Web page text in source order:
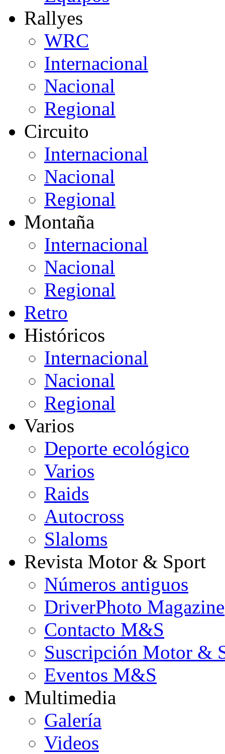
Rallyes
WRC
Internacional
Nacional
Regional
Circuito
Internacional
Nacional
Regional
Montaña
Internacional
Nacional
Regional
Retro
Históricos
Internacional
Nacional
Regional
Varios
Deporte ecológico
Varios
Raids
Autocross
Slaloms
Revista Motor & Sport
Números antiguos
DriverPhoto Magazine
Contacto M&S
Suscripción Motor &
Eventos M&S
Multimedia
Galería
Videos